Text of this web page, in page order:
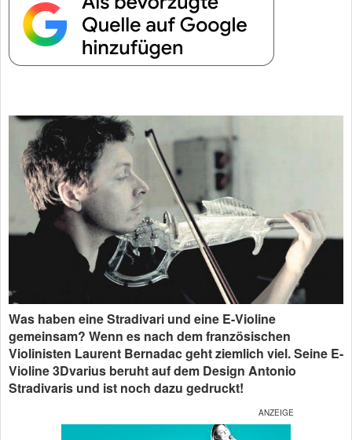
Was haben eine Stradivari und eine E-Violine
gemeinsam? Wenn es nach dem französischen
Violinisten Laurent Bernadac geht ziemlich viel. Seine E-
Violine 3Dvarius beruht auf dem Design Antonio
Stradivaris und ist noch dazu gedruckt!